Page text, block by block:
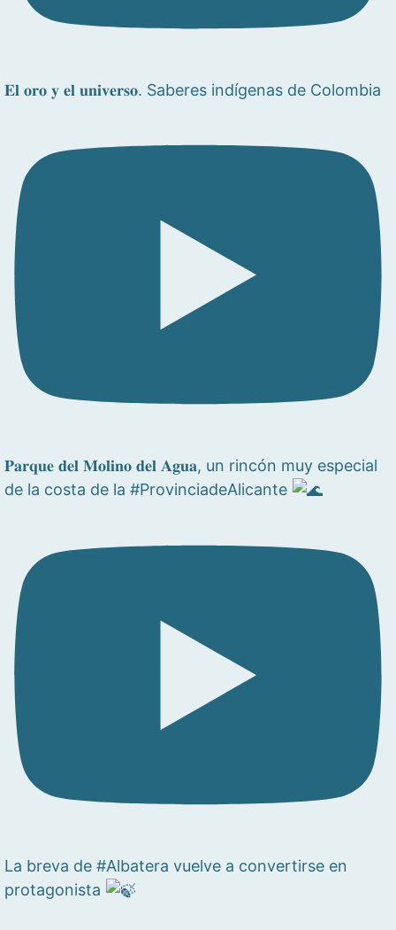
𝐄𝐥 𝐨𝐫𝐨 𝐲 𝐞𝐥 𝐮𝐧𝐢𝐯𝐞𝐫𝐬𝐨. Saberes indígenas de Colombia
𝐏𝐚𝐫𝐪𝐮𝐞 𝐝𝐞𝐥 𝐌𝐨𝐥𝐢𝐧𝐨 𝐝𝐞𝐥 𝐀𝐠𝐮𝐚, un rincón muy especial
de la costa de la #ProvinciadeAlicante
La breva de #Albatera vuelve a convertirse en
protagonista